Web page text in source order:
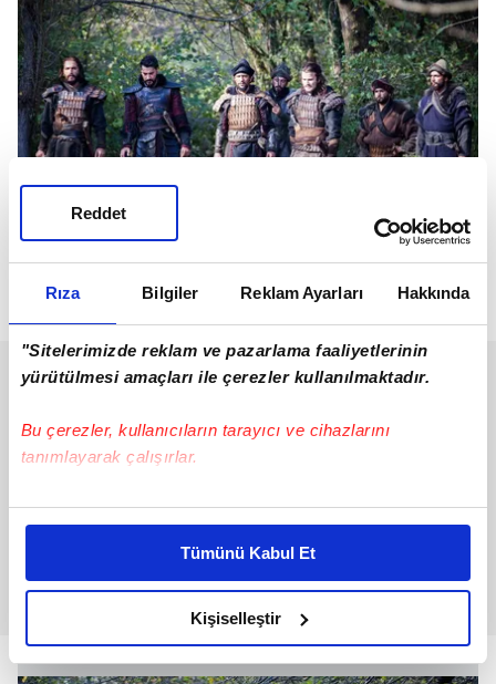
Rıza Bilgiler Reklam Ayarları Hakkında
"Sitelerimizde reklam ve pazarlama faaliyetlerinin
yürütülmesi amaçları ile çerezler kullanılmaktadır.
Bu çerezler, kullanıcıların tarayıcı ve cihazlarını
tanımlayarak çalışırlar.
Bu çerezlere izin vermeniz halinde sizlere özel
daha iyi reklam deneyimi yaşatabiliriz. Bunu yaparken
amacımızın size daha iyi bir reklam deneyimi sunmak
olduğunu ve sizlere en iyi içerikleri sunabilmek adına
elimizden gelen çabayı gösterdiğimizi ve bu noktada,
reklamların maliyetlerimizi karşılamak noktasında tek gelir
Tümünü Kabul Et
Kişiselleştir
Reddet